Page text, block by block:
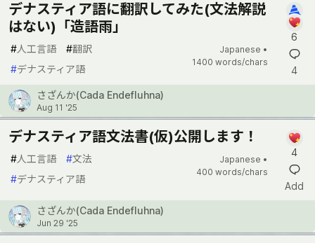
デナスティア語に翻訳してみた(文法解説
はない)「造語雨」
#人工言語 #翻訳
#デナスティア語
Japanese •
1400 words/chars
6
4
さざんか(Cada Endefluhna)
Aug 11 '25
デナスティア語文法書(仮)公開します！
#人工言語 #文法
#デナスティア語
Japanese •
400 words/chars
4
Add
さざんか(Cada Endefluhna)
Jun 29 '25